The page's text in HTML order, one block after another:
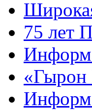
75 лет
«Гырон